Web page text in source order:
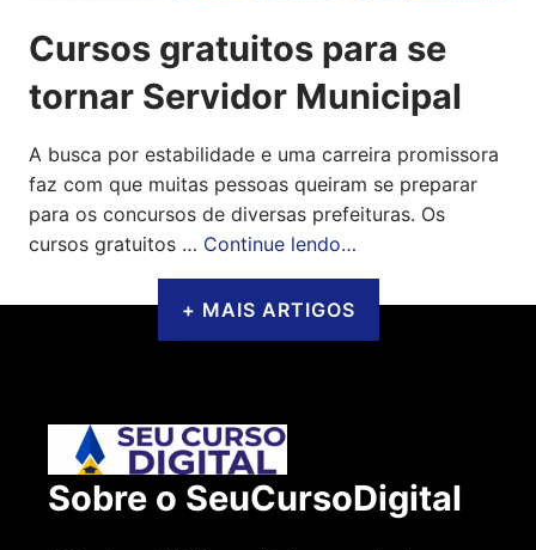
Cursos gratuitos para se
tornar Servidor Municipal
A busca por estabilidade e uma carreira promissora
faz com que muitas pessoas queiram se preparar
para os concursos de diversas prefeituras. Os
cursos gratuitos … Continue lendo…
+ MAIS ARTIGOS
Sobre o SeuCursoDigital